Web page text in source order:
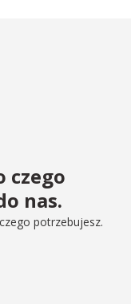
czego
nas.
potrzebujesz.